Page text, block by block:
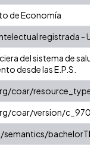
de Economía
registrada -
del sistema de
desde las E.P.S.
coar/resource_type/
coar/version/